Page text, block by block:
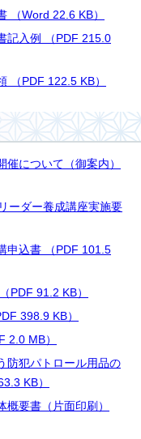
（Word 22.6 KB）
記入例 （PDF 215.0
（PDF 122.5 KB）
について（御案内）
ーダー養成講座実施要
申込書 （PDF 101.5
PDF 91.2 KB）
398.9 KB）
2.0 MB）
防犯パトロール用品の
KB）
要書（片面印刷）